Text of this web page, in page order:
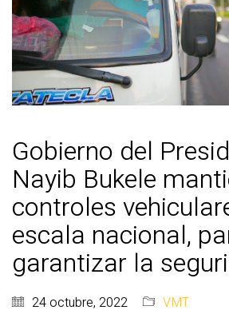
Gobierno del
Nayib Bukele
controles
escala nacional,
garantizar la
24 octubre, 2022 VMT